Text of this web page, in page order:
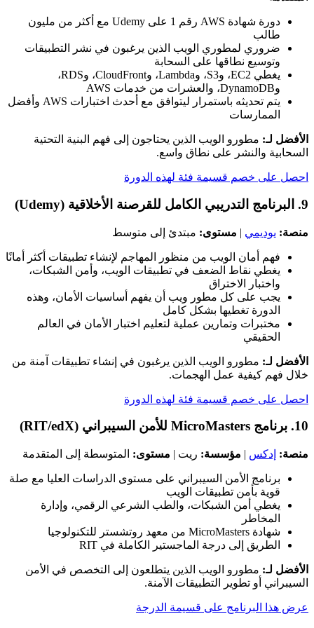
دورة شهادة AWS رقم 1 على Udemy مع أكثر من مليون
طالب
ضروري لمطوري الويب الذين يرغبون في نشر التطبيقات
وتوسيع نطاقها على السحابة
يغطي EC2، وS3، وLambda، وCloudFront، وRDS،
وDynamoDB، والعشرات من خدمات AWS
يتم تحديثه باستمرار ليتوافق مع أحدث اختبارات AWS وأفضل
الممارسات
الأفضل لـ: مطورو الويب الذين يحتاجون إلى فهم البنية التحتية
السحابية والنشر على نطاق واسع.
احصل على خصم قسيمة فئة لهذه الدورة
9. البرنامج التدريبي الكامل للقرصنة الأخلاقية (Udemy)
منصة: يوديمي | مستوى: مبتدئ إلى متوسط
فهم أمان الويب من منظور المهاجم لإنشاء تطبيقات أكثر أمانًا
يغطي نقاط الضعف في تطبيقات الويب، وأمن الشبكات،
واختبار الاختراق
يجب على كل مطور ويب أن يفهم أساسيات الأمان، وهذه
الدورة تغطيها بشكل كامل
مختبرات وتمارين عملية لتعليم اختبار الأمان في العالم
الحقيقي
الأفضل لـ: مطورو الويب الذين يرغبون في إنشاء تطبيقات آمنة من
خلال فهم كيفية عمل الهجمات.
احصل على خصم قسيمة فئة لهذه الدورة
10. برنامج MicroMasters للأمن السيبراني (RIT/edX)
منصة: إدكس | مؤسسة: ريت | مستوى: المتوسطة إلى المتقدمة
برنامج الأمن السيبراني على مستوى الدراسات العليا مع صلة
قوية بأمن تطبيقات الويب
يغطي أمن الشبكات، والطب الشرعي الرقمي، وإدارة
المخاطر
شهادة MicroMasters من معهد روتشستر للتكنولوجيا
الطريق إلى درجة الماجستير الكاملة في RIT
الأفضل لـ: مطورو الويب الذين يتطلعون إلى التخصص في الأمن
السيبراني أو تطوير التطبيقات الآمنة.
عرض هذا البرنامج على قسيمة الدرجة